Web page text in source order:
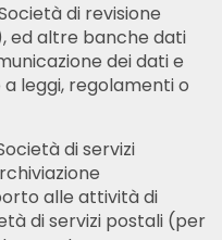
di revisione
ed altre banche dati
dei dati e
leggi, regolamenti o
di servizi
alle attività di
di servizi postali (per